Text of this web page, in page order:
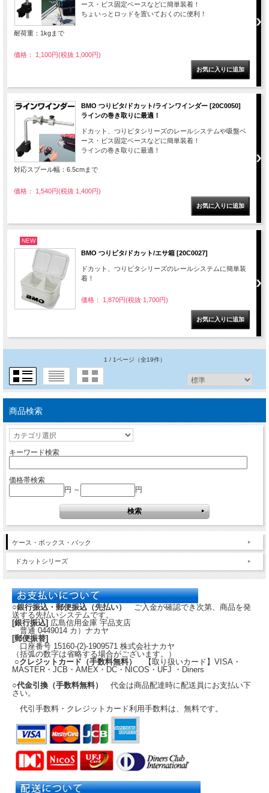
ース・ビス固定ベースなどに簡単装着！
ちょいっとロッドを置いておくのに便利！
耐荷重：1kgまで
価格： 1,100円(税抜 1,000円)
BMO つりピタ/ドカット/ラインワインダー [20C0050]
ラインの巻き取りに最適！
ドカット、つりピタシリーズのレールシステムや吸盤ベ
ース・ビス固定ベースなどに簡単装着！
ラインの巻き取りに最適！
対応スプール幅：6.5cmまで
価格： 1,540円(税抜 1,400円)
NEW
BMO つりピタ/ドカット/エサ箱 [20C0027]
ドカット、つりピタシリーズのレールシステムに簡単装
着！
価格： 1,870円(税抜 1,700円)
1 / 1ページ （全19件）
商品検索
キーワード検索
価格帯検索
円 ～
円
ケース・ボックス・バック
ドカットシリーズ
○銀行振込・郵便振込（先払い）
ご入金が確認でき次第、商品を発
送する先払いシステムです。
[銀行振込] 広島信用金庫 宇品支店
普通 0449014 カ）ナカヤ
[郵便振替]
口座番号 15160-(2)-1909571 株式会社ナカヤ
（括弧の数字は省略する場合がございます。）
○クレジットカード（手数料無料）
【取り扱いカード】VISA・
MASTER・JCB・AMEX・DC・NICOS・UFJ ・Diners
○代金引換（手数料無料） 代金は商品配達時に配送員にお支払い下
さい。
代引手数料・クレジットカード利用手数料は、無料です。